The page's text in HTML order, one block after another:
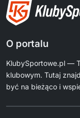
O portalu
KlubySportowe.pl —
klubowym. Tutaj
być na bieżąco i